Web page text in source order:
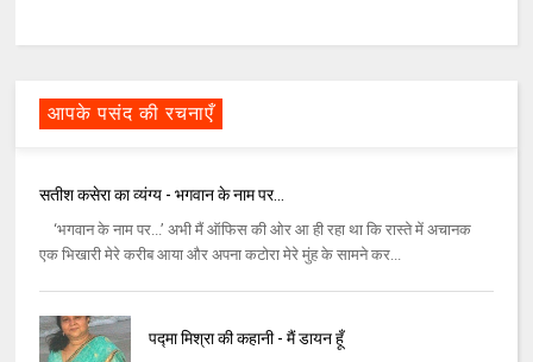
आपके पसंद की रचनाएँ
सतीश कसेरा का व्यंग्य - भगवान के नाम पर...
‘भगवान के नाम पर...’ अभी मैं ऑफिस की ओर आ ही रहा था कि रास्ते में अचानक
एक भिखारी मेरे करीब आया और अपना कटोरा मेरे मुंह के सामने कर...
पद्मा मिश्रा की कहानी - मैं डायन हूँ